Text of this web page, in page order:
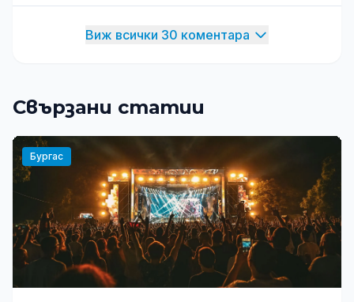
Виж всички 30 коментара
Свързани статии
Бургас